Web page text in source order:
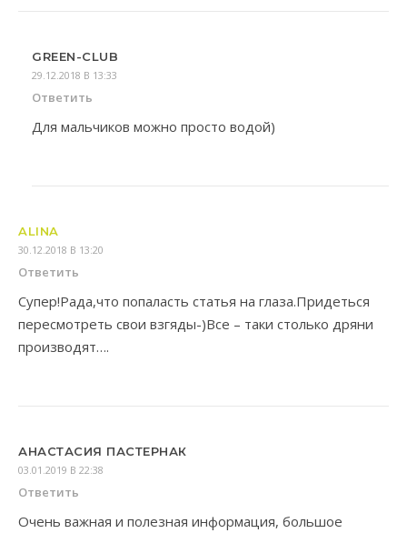
GREEN-CLUB
29.12.2018 В 13:33
Ответить
Для мальчиков можно просто водой)
ALINA
30.12.2018 В 13:20
Ответить
Супер!Рада,что попаласть статья на глаза.Придеться
пересмотреть свои взгяды-)Все – таки столько дряни
производят….
АНАСТАСИЯ ПАСТЕРНАК
03.01.2019 В 22:38
Ответить
Очень важная и полезная информация, большое